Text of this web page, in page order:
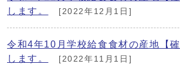
します。
[2022年12月1日]
令和4年10月学校給食食材の産地【
します。
[2022年11月1日]